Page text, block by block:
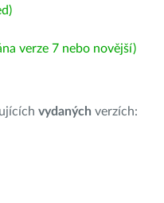
verze 7 nebo novější)
vydaných verzích: